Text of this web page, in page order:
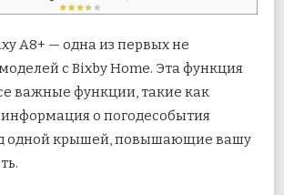
A8+ — одна из первых не
с Bixby Home. Эта функция
важные функции, такие как
о погодесобытия
одной крышей, повышающие вашу